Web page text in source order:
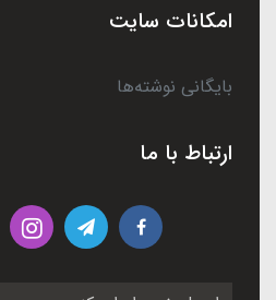
امکانات سایت
بایگانی نوشته‌ها
ارتباط با ما